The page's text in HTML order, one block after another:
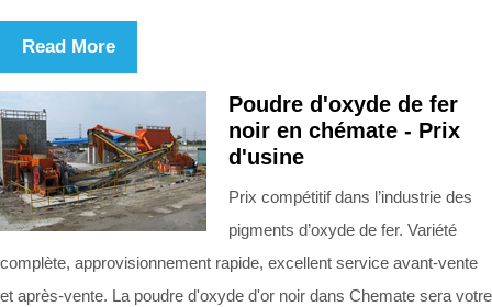
Read More
Poudre d'oxyde de fer
noir en chémate - Prix
d'usine
Prix compétitif dans l’industrie des
pigments d’oxyde de fer. Variété
complète, approvisionnement rapide, excellent service avant-vente
et après-vente. La poudre d'oxyde d'or noir dans Chemate sera votre